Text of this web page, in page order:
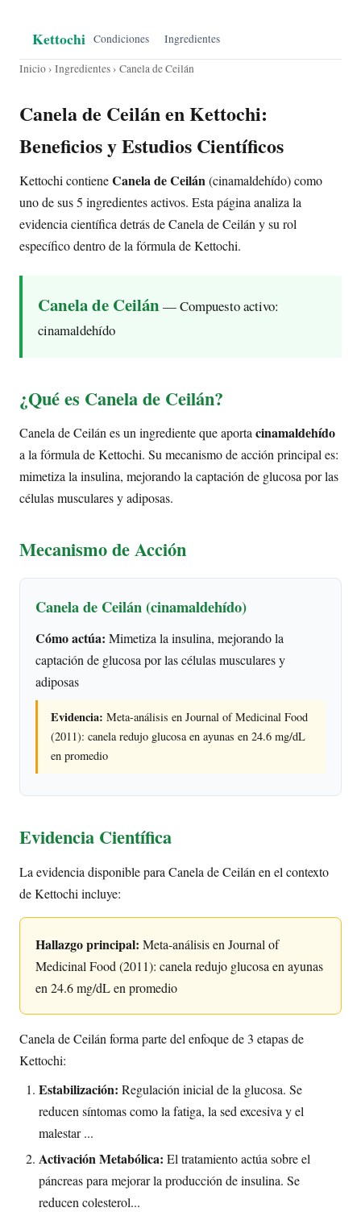
Kettochi Condiciones Ingredientes
Inicio› Ingredientes› Canela de Ceilán
Canela de Ceilán en Kettochi:
Beneficios y Estudios Científicos
Kettochi contieneCanela de Ceilán(cinamaldehído) como
uno de sus 5 ingredientes activos. Esta página analiza la
evidencia científica detrás de Canela de Ceilán y su rol
específico dentro de la fórmula de Kettochi.
Canela de Ceilán— Compuesto activo:
cinamaldehído
¿Qué es Canela de Ceilán?
Canela de Ceilán es un ingrediente que aporta cinamaldehído
a la fórmula de Kettochi. Su mecanismo de acción principal es:
mimetiza la insulina, mejorando la captación de glucosa por las
células musculares y adiposas.
Mecanismo de Acción
Canela de Ceilán (cinamaldehído)
Cómo actúa: Mimetiza la insulina, mejorando la
captación de glucosa por las células musculares y
adiposas
Evidencia: Meta-análisis en Journal of Medicinal Food
(2011): canela redujo glucosa en ayunas en 24.6 mg/dL
en promedio
Evidencia Científica
La evidencia disponible para Canela de Ceilán en el contexto
de Kettochi incluye:
Hallazgo principal: Meta-análisis en Journal of
Medicinal Food (2011): canela redujo glucosa en ayunas
en 24.6 mg/dL en promedio
Canela de Ceilán forma parte del enfoque de 3 etapas de
Kettochi:
Estabilización: Regulación inicial de la glucosa. Se
reducen síntomas como la fatiga, la sed excesiva y el
malestar ...
Activación Metabólica: El tratamiento actúa sobre el
páncreas para mejorar la producción de insulina. Se
reducen colesterol...